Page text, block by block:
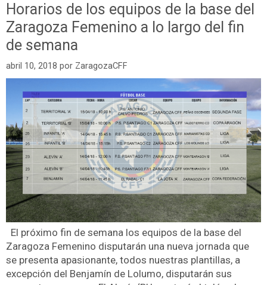
Horarios de los equipos de la base del
Zaragoza Femenino a lo largo del fin
de semana
abril 10, 2018 por ZaragozaCFF
El próximo fin de semana los equipos de la base del
Zaragoza Femenino disputarán una nueva jornada que
se presenta apasionante, todos nuestras plantillas, a
excepción del Benjamín de Lolumo, disputarán sus